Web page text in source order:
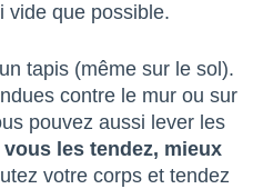
vide que possible.
tapis (même sur le sol).
contre le mur ou sur
pouvez aussi lever les
les tendez, mieux
votre corps et tendez